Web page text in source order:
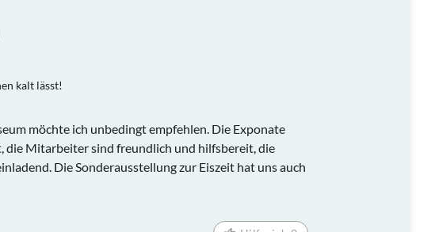
kalt lässt!
möchte ich unbedingt empfehlen. Die Exponate
die Mitarbeiter sind freundlich und hilfsbereit, die
Die Sonderausstellung zur Eiszeit hat uns auch